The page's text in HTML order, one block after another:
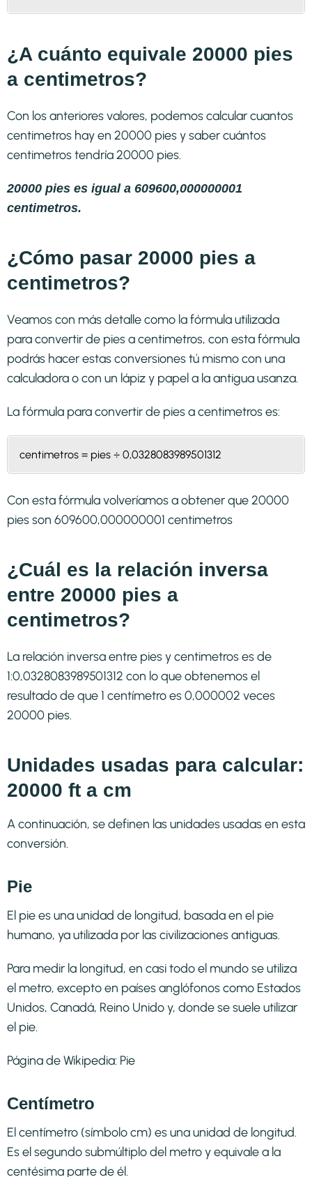
¿A cuánto equivale 20000 pies
a centimetros?
Con los anteriores valores, podemos calcular cuantos
centimetros hay en 20000 pies y saber cuántos
centimetros tendría 20000 pies.
20000 pies es igual a 609600,000000001
centimetros.
¿Cómo pasar 20000 pies a
centimetros?
Veamos con más detalle como la fórmula utilizada
para convertir de pies a centimetros, con esta fórmula
podrás hacer estas conversiones tú mismo con una
calculadora o con un lápiz y papel a la antigua usanza.
La fórmula para convertir de pies a centimetroses:
centimetros = pies ÷ 0,0328083989501312
Con esta fórmula volveríamos a obtener que 20000
pies son 609600,000000001 centimetros
¿Cuál es la relación inversa
entre 20000 pies a
centimetros?
La relación inversa entre pies y centimetros es de
1:0,0328083989501312 con lo que obtenemos el
resultado de que 1 centímetro es 0,000002 veces
20000 pies.
Unidades usadas para calcular:
20000 ft a cm
A continuación, se definen las unidades usadas en esta
conversión.
Pie
El pie es una unidad de longitud, basada en el pie
humano, ya utilizada por las civilizaciones antiguas.
Para medir la longitud, en casi todo el mundo se utiliza
el metro, excepto en países anglófonos como Estados
Unidos, Canadá, Reino Unido y, donde se suele utilizar
el pie.
Página de Wikipedia: Pie
Centímetro
El centímetro (símbolo cm) es una unidad de longitud.
Es el segundo submúltiplo del metro y equivale a la
centésima parte de él.